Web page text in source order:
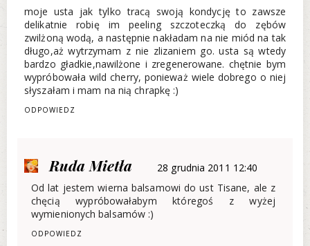
moje usta jak tylko tracą swoją kondycję to zawsze
delikatnie robię im peeling szczoteczką do zębów
zwilżoną wodą, a następnie nakładam na nie miód na tak
długo,aż wytrzymam z nie zlizaniem go. usta są wtedy
bardzo gładkie,nawilżone i zregenerowane. chętnie bym
wypróbowała wild cherry, ponieważ wiele dobrego o niej
słyszałam i mam na nią chrapkę :)
ODPOWIEDZ
Ruda Mietła
28 grudnia 2011 12:40
Od lat jestem wierna balsamowi do ust Tisane, ale z
chęcią wypróbowałabym któregoś z wyżej
wymienionych balsamów :)
ODPOWIEDZ